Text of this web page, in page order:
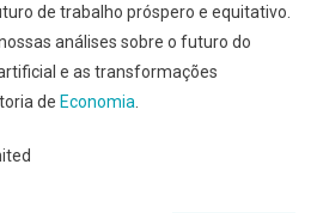
de trabalho próspero e equitativo.
análises sobre o futuro do
e as transformações
de Economia.